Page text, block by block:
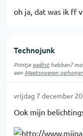
oh ja, dat was ik ff
Technojunk
Printjegeëtsthebben?
een Meetsnoeren
vrijdag 7 december
Ook mijn